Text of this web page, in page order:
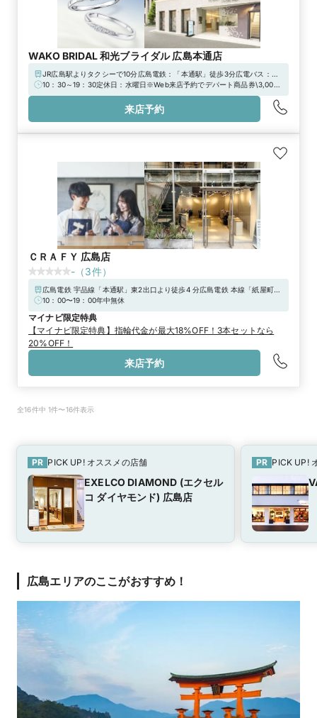
WAKO BRIDAL 和光ブライダル 広島本通店
JR広島駅よりタクシーで10分広島電鉄：「本通駅」徒歩3分広電バス：
「本通駅」下車 徒歩3分アストラムライン：「本通駅」徒歩3分
10：30～19：30定休日：水曜日※Web来店予約でデパート商品券\3,000
分をプレゼント！
来店予約
ＣＲＡＦＹ 広島店
- （3件）
広島電鉄 宇品線「本通駅」東2出口より徒歩4 分広島電鉄 本線「紙屋町東
駅」東6出口より徒歩4 分【駐車代金割引 対象店舗】駐車券のご提示で指
ご制作時
10：00〜19：00年中無休
マイナビ限定特典
【マイナビ限定特典】指輪代金が最大18%OFF！3本セットなら
20%OFF！
来店予約
全16件中 1件〜16件表示
PR PICK UP! オススメの店舗
EXELCO DIAMOND (エクセル
コ ダイヤモンド) 広島店
PR PICK UP!
広島エリアのここがおすすめ！